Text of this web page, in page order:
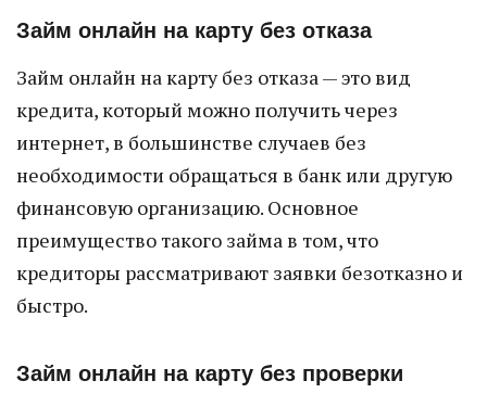
Займ онлайн на карту без отказа
Займ онлайн на карту без отказа — это вид
кредита, который можно получить через
интернет, в большинстве случаев без
необходимости обращаться в банк или другую
финансовую организацию. Основное
преимущество такого займа в том, что
кредиторы рассматривают заявки безотказно и
быстро.
Займ онлайн на карту без проверки